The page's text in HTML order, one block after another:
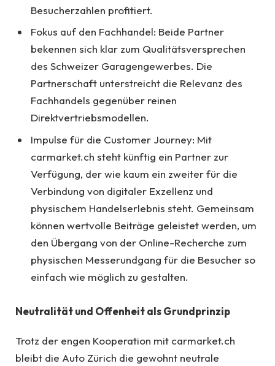
Besucherzahlen profitiert.
Fokus auf den Fachhandel: Beide Partner
bekennen sich klar zum Qualitätsversprechen
des Schweizer Garagengewerbes. Die
Partnerschaft unterstreicht die Relevanz des
Fachhandels gegenüber reinen
Direktvertriebsmodellen.
Impulse für die Customer Journey: Mit
carmarket.ch steht künftig ein Partner zur
Verfügung, der wie kaum ein zweiter für die
Verbindung von digitaler Exzellenz und
physischem Handelserlebnis steht. Gemeinsam
können wertvolle Beiträge geleistet werden, um
den Übergang von der Online-Recherche zum
physischen Messerundgang für die Besucher so
einfach wie möglich zu gestalten.
Neutralität und Offenheit als Grundprinzip
Trotz der engen Kooperation mit carmarket.ch
bleibt die Auto Zürich die gewohnt neutrale